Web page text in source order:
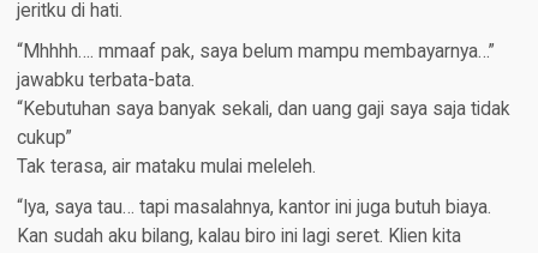
jeritku di hati.
“Mhhhh…. mmaaf pak, saya belum mampu membayarnya…”
jawabku terbata-bata.
“Kebutuhan saya banyak sekali, dan uang gaji saya saja tidak
cukup”
Tak terasa, air mataku mulai meleleh.
“Iya, saya tau… tapi masalahnya, kantor ini juga butuh biaya.
Kan sudah aku bilang, kalau biro ini lagi seret. Klien kita